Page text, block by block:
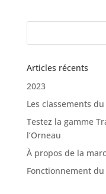
Articles récents
2023
Les classements
Testez la gamme
l’Orneau
À propos de la
Fonctionnement